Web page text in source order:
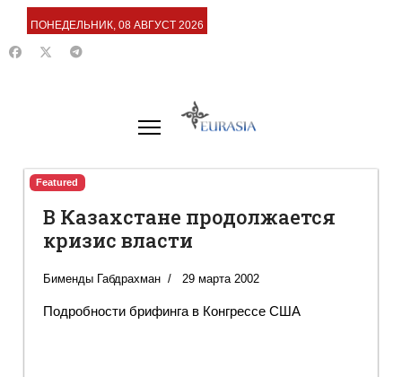
ПОНЕДЕЛЬНИК, 08 АВГУСТ 2026
Featured
В Казахстане продолжается
кризис власти
Бименды Габдрахман 29 марта 2002
Подробности брифинга в Конгрессе США